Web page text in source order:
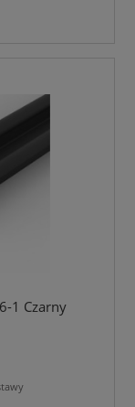
1 Czarny